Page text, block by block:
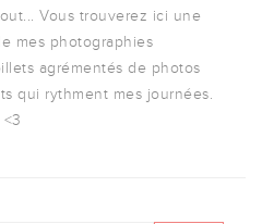
Vous trouverez ici une
mes photographies
agrémentés de photos
qui rythment mes journées.